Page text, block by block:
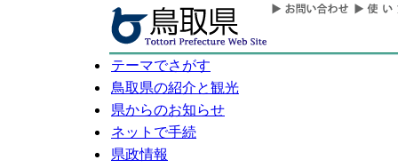
テーマでさがす
鳥取県の紹介と観光
県からのお知らせ
ネットで手続
県政情報